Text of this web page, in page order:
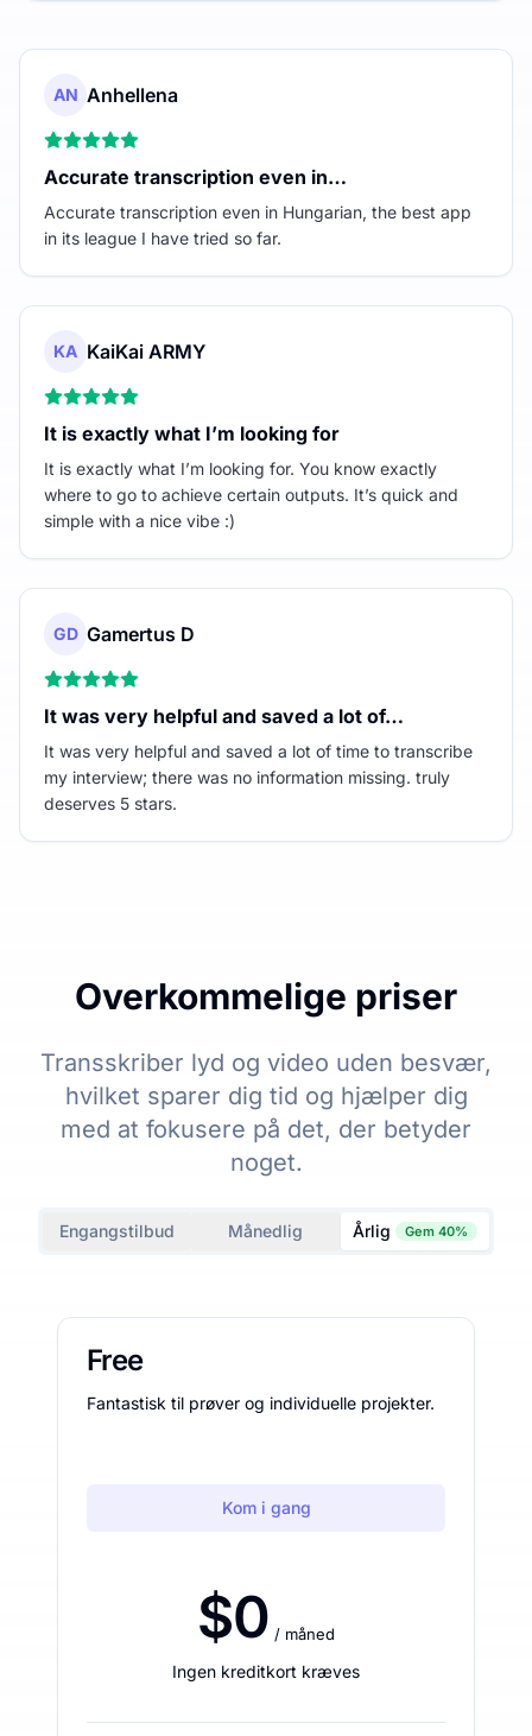
AN Anhellena
Accurate transcription even in…
Accurate transcription even in Hungarian, the best app
in its league I have tried so far.
KA KaiKai ARMY
It is exactly what I’m looking for
It is exactly what I’m looking for. You know exactly
where to go to achieve certain outputs. It’s quick and
simple with a nice vibe :)
GD Gamertus D
It was very helpful and saved a lot of…
It was very helpful and saved a lot of time to transcribe
my interview; there was no information missing. truly
deserves 5 stars.
Overkommelige priser
Transskriber lyd og video uden besvær,
hvilket sparer dig tid og hjælper dig
med at fokusere på det, der betyder
noget.
Engangstilbud Månedlig Årlig Gem 40%
Free
Fantastisk til prøver og individuelle projekter.
Kom i gang
$0 / måned
Ingen kreditkort kræves